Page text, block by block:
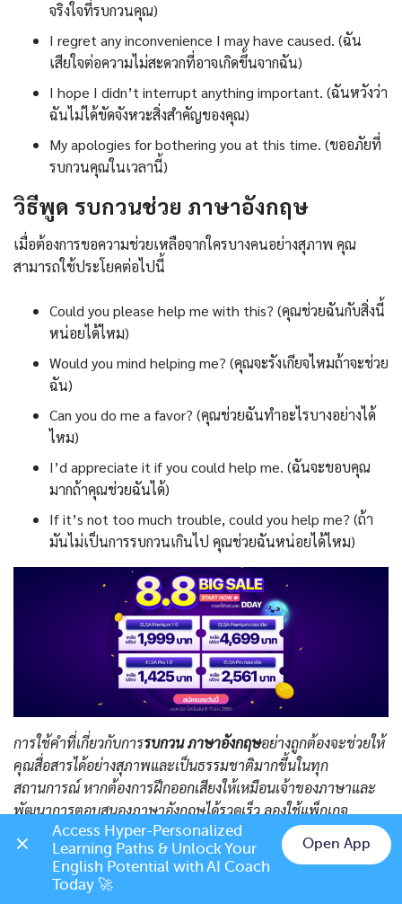
จริงใจที่รบกวนคุณ)
I regret any inconvenience I may have caused. (ฉัน
เสียใจต่อความไม่สะดวกที่อาจเกิดขึ้นจากฉัน)
I hope I didn’t interrupt anything important. (ฉันหวังว่า
ฉันไม่ได้ขัดจังหวะสิ่งสำคัญของคุณ)
My apologies for bothering you at this time. (ขออภัยที่
รบกวนคุณในเวลานี้)
วิธีพูด รบกวนช่วย ภาษาอังกฤษ
เมื่อต้องการขอความช่วยเหลือจากใครบางคนอย่างสุภาพ คุณ
สามารถใช้ประโยคต่อไปนี้
Could you please help me with this? (คุณช่วยฉันกับสิ่งนี้
หน่อยได้ไหม)
Would you mind helping me? (คุณจะรังเกียจไหมถ้าจะช่วย
ฉัน)
Can you do me a favor? (คุณช่วยฉันทำอะไรบางอย่างได้
ไหม)
I’d appreciate it if you could help me. (ฉันจะขอบคุณ
มากถ้าคุณช่วยฉันได้)
If it’s not too much trouble, could you help me? (ถ้า
มันไม่เป็นการรบกวนเกินไป คุณช่วยฉันหน่อยได้ไหม)
การใช้คำที่เกี่ยวกับการรบกวน ภาษาอังกฤษอย่างถูกต้องจะช่วยให้
คุณสื่อสารได้อย่างสุภาพและเป็นธรรมชาติมากขึ้นในทุก
สถานการณ์ หากต้องการฝึกออกเสียงให้เหมือนเจ้าของภาษาและ
พัฒนาการตอบสนองภาษาอังกฤษได้รวดเร็ว ลองใช้แพ็กเกจ
พรีเมียมของELSA Speakทันที เทคโนโลยี AI ของ ELSA Speak
จะช่วยให้คุณพัฒนาทักษะการสื่อสารได้ในเวลาอันสั้น
Chat on LINE
Access Hyper-Personalized
Learning Paths & Unlock Your
English Potential with AI Coach
Today 🚀
Open App